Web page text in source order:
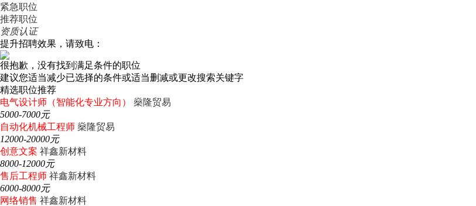
紧急职位
推荐职位
资质认证
提升招聘效果，请致电：
很抱歉，没有找到满足条件的职位
建议您适当减少已选择的条件或适当删减或更改搜索关键字
精选职位推荐
电气设计师（智能化专业方向）
燊隆贸易
5000-7000元
自动化机械工程师 燊隆贸易
12000-20000元
创意文案 祥鑫新材料
8000-12000元
售后工程师 祥鑫新材料
6000-8000元
网络销售 祥鑫新材料